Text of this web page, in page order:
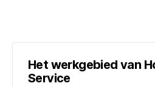
Het werkgebied van
Service